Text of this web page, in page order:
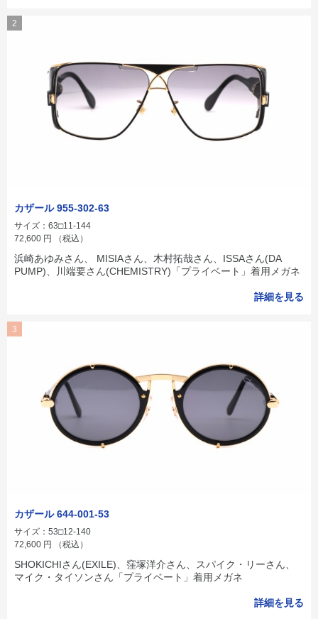
2
カザール 955-302-63
サイズ：63□11-144
72,600 円 （税込）
浜崎あゆみさん、 MISIAさん、木村拓哉さん、ISSAさん(DA
PUMP)、川端要さん(CHEMISTRY)「プライベート」着用メガネ
詳細を見る
3
カザール 644-001-53
サイズ：53□12-140
72,600 円 （税込）
SHOKICHIさん(EXILE)、窪塚洋介さん、スパイク・リーさん、
マイク・タイソンさん「プライベート」着用メガネ
詳細を見る